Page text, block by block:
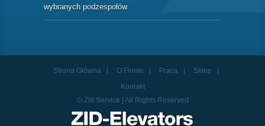
wybranych podzespołów.
Strona Główna O Firmie Praca
Sklep
Kontakt
© Zid Service | All Rights Reserved